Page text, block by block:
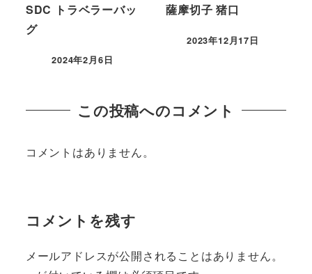
SDC トラベラーバッ
グ
2024年2月6日
薩摩切子 猪口
2023年12月17日
この投稿へのコメント
コメントはありません。
コメントを残す
メールアドレスが公開されることはありません。